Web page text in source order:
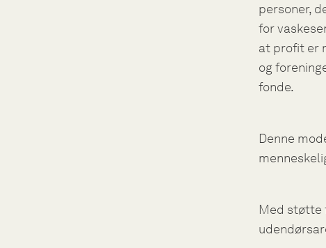
personer,
for
at profit er
og
fonde.
Denne
Med støtte